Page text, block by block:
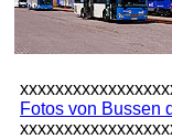
Fotos von Bussen